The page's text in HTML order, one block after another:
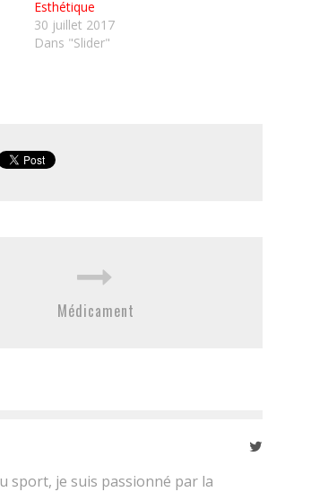
Esthétique
30 juillet 2017
Dans "Slider"
Médicament
sport, je suis passionné par la